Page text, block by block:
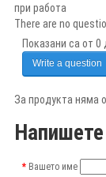
при работа
There are no
Показани са от 0
Write a question
За продукта няма
Вашето име